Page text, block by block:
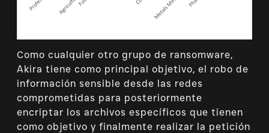
Como cualquier otro grupo de ransomware,
Akira tiene como principal objetivo, el robo de
información sensible desde las redes
comprometidas para posteriormente
encriptar los archivos específicos que tienen
como objetivo y finalmente realizar la petición